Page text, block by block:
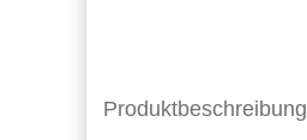
Produktbeschreibung